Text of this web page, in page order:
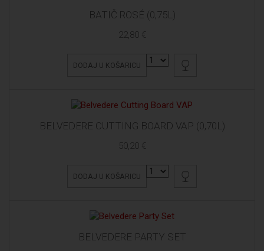
BATIČ ROSÉ (0,75L)
22,80 €
DODAJ U KOŠARICU
BELVEDERE CUTTING BOARD VAP (0,70L)
50,20 €
DODAJ U KOŠARICU
BELVEDERE PARTY SET